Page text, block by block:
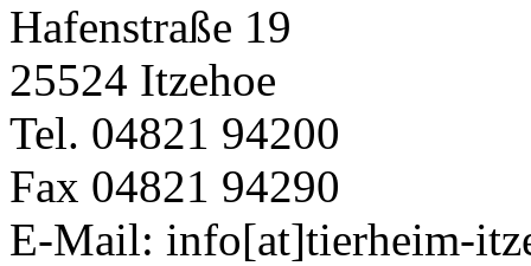
Hafenstraße 19
25524 Itzehoe
Tel. 04821 94200
Fax 04821 94290
E-Mail: info[at]tierheim-